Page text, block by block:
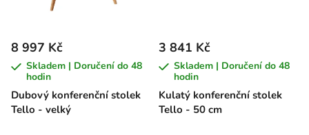
Dubový konferenční stolek
Tello - velký
8 997 Kč
Skladem | Doručení do 48
hodin
Kulatý konferenční stolek
Tello - 50 cm
3 841 Kč
Skladem | Doručení do 48
hodin